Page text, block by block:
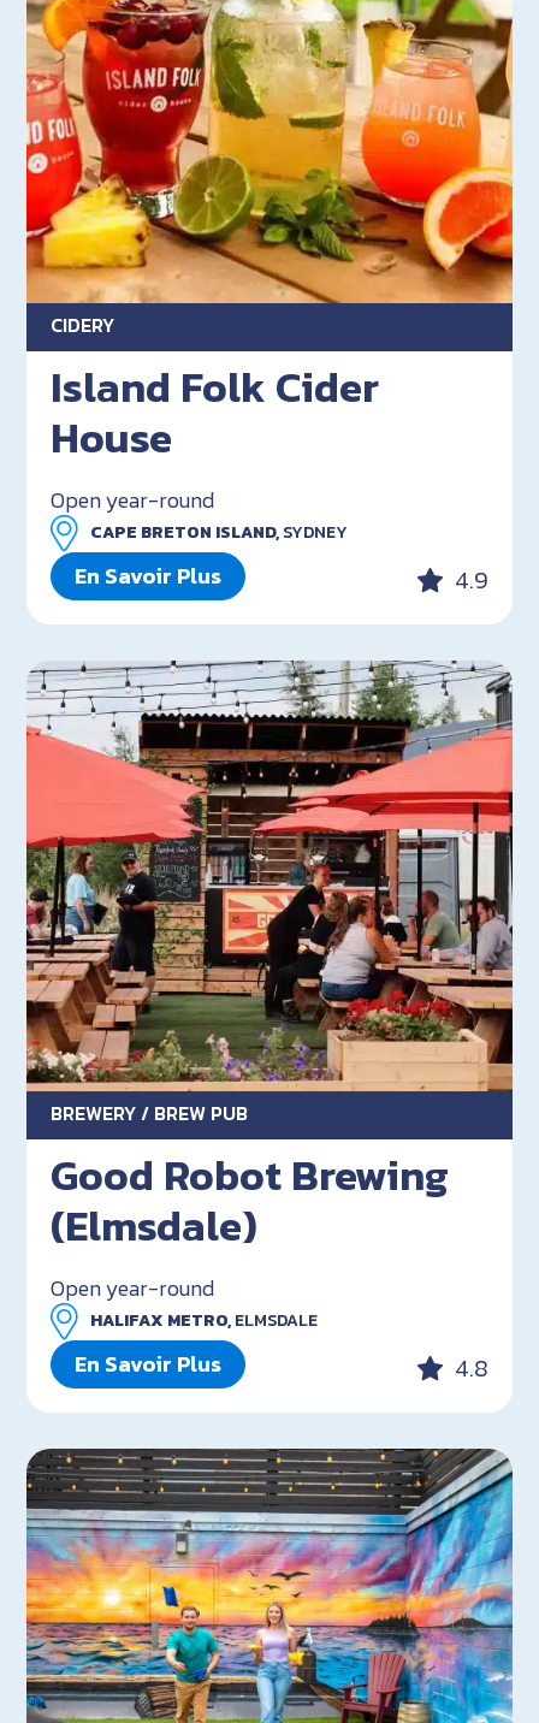
CIDERY
Island Folk Cider
House
Open year-round
CAPE BRETON ISLAND,SYDNEY
En Savoir Plus 4.9
BREWERY / BREW PUB
Good Robot Brewing
(Elmsdale)
Open year-round
HALIFAX METRO,ELMSDALE
En Savoir Plus 4.8